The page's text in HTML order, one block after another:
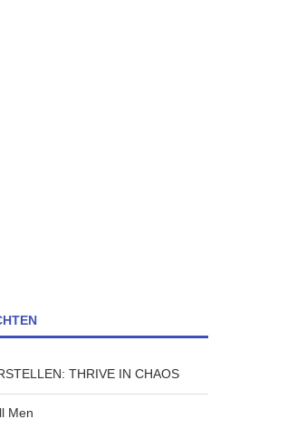
THRIVE IN CHAOS
Men